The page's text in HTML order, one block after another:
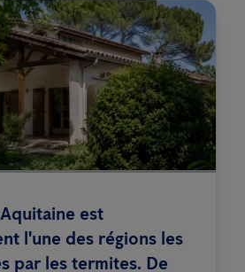
est
l'une des régions les
par les termites. De